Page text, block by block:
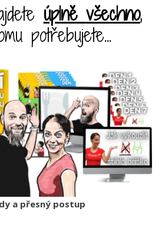
úplně všechno,
potřebujete...
a přesný postup